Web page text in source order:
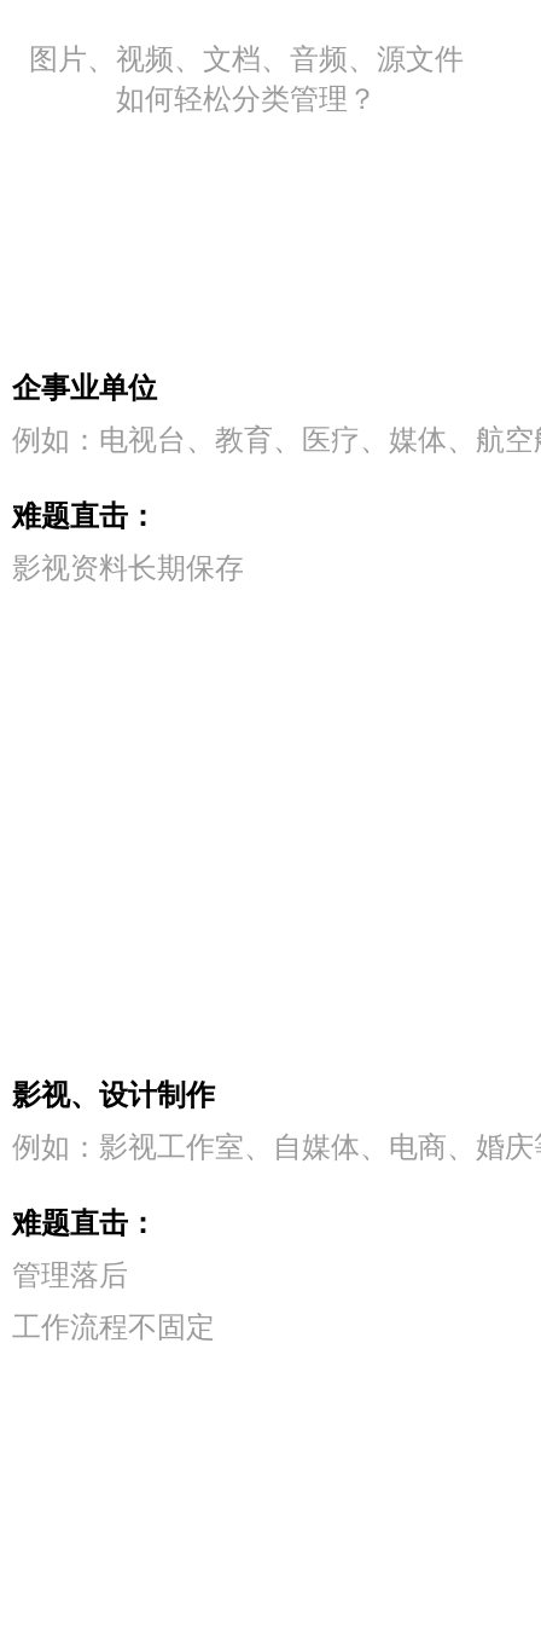
图片、视频、文档、音频、源文件
如何轻松分类管理？
企事业单位
例如：电视台、教育、医疗、媒体、航
难题直击：
影视资料长期保存
影视、设计制作
例如：影视工作室、自媒体、电商、婚庆
难题直击：
管理落后
工作流程不固定